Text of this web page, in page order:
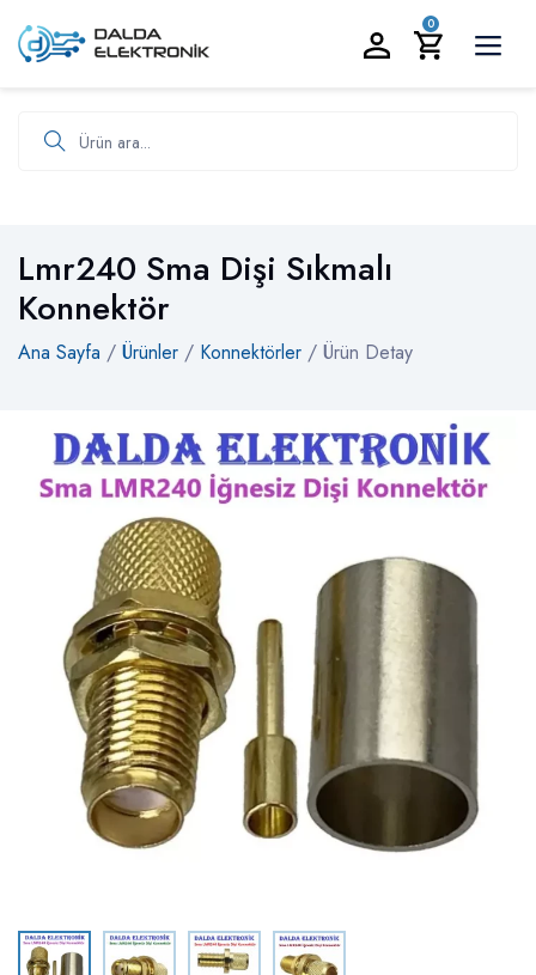
0
Lmr240 Sma Dişi Sıkmalı
Konnektör
Ana Sayfa / Ürünler / Konnektörler / Ürün Detay